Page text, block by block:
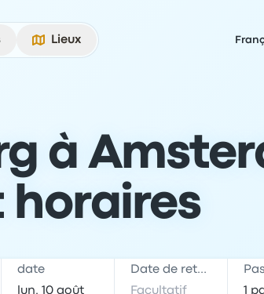
Lieux
à
horaires
date Date de retour